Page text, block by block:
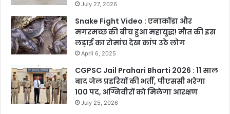
July 27, 2026
Snake Fight Video : एनाकोंडा और
मगरमच्छ की बीच हुआ महायुद्ध! मौत की इस
लड़ाई का रोमांच देख कांप उठे लोग
April 6, 2025
CGPSC Jail Prahari Bharti 2026 : 11 साल
बाद जेल प्रहरियों की भर्ती, पीएससी भरेगा
100 पद, अग्निवीरों को मिलेगा आरक्षण
July 25, 2026